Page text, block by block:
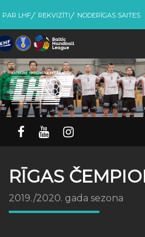
PAR LHF REKVIZĪTI NODERĪGAS SAITES
RĪGAS
2019./2020. gada sezona